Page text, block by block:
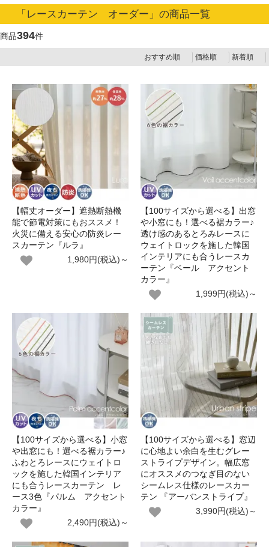
「レースカーテン オーダー」の商品一覧
商品394件
おすすめ順 価格順 新着順
【幅丈オーダー】遮熱断熱機
能で節電対策にもおススメ！
火災に備える安心の防炎レー
スカーテン『ルラ』
1,980円(税込)～
【100サイズから選べる】出窓
や小窓にも！選べる裾カラー♪
透け感のあるとろみレースに
ウェイトロックを施した韓国
インテリアにも合うレースカ
ーテン『ベール アクセント
カラー』
1,999円(税込)～
【100サイズから選べる】小窓
や出窓にも！選べる裾カラー♪
ふわとろレースにウェイトロ
ックを施した韓国インテリア
にも合うレースカーテン レ
ース3色『パルム アクセント
カラー』
2,490円(税込)～
【100サイズから選べる】窓辺
に心地よい余白を生むグレー
ストライプデザイン。幅広窓
にオススメのつなぎ目のない
シームレス仕様のレースカー
テン 『アーバンストライプ』
3,990円(税込)～